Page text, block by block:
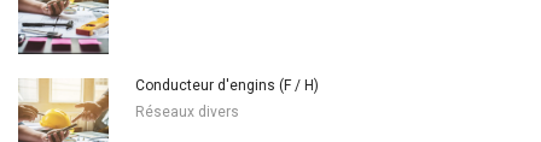
Conducteur d'engins (F / H)
Réseaux divers